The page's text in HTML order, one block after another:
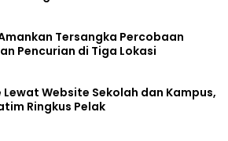
Tersangka Percobaan
Pencurian di Tiga Lokasi
Website Sekolah dan Kampus,
Ringkus Pelak